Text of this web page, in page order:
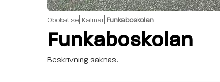
Obokat.se Kalmar Funkaboskolan
Funkaboskolan
Beskrivning saknas.